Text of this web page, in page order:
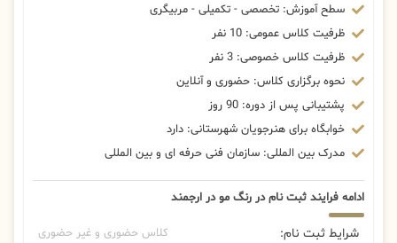
سطح آموزش: تخصصی - تکمیلی - مربیگری
ظرفیت کلاس عمومی: 10 نفر
ظرفیت کلاس خصوصی: 3 نفر
نحوه برگزاری کلاس: حضوری و آنلاین
پشتیبانی پس از دوره: 90 روز
خوابگاه برای هنرجویان شهرستانی: دارد
مدرک بین المللی: سازمان فنی حرفه ای و بین المللی
ادامه فرایند ثبت نام در رنگ مو در ارجمند
شرایط ثبت نام: کلاس حضوری و غیر حضوری